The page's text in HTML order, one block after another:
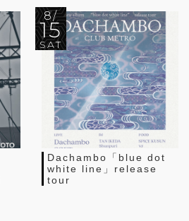
8/
15
SAT
Dachambo「blue dot
white line」release
tour